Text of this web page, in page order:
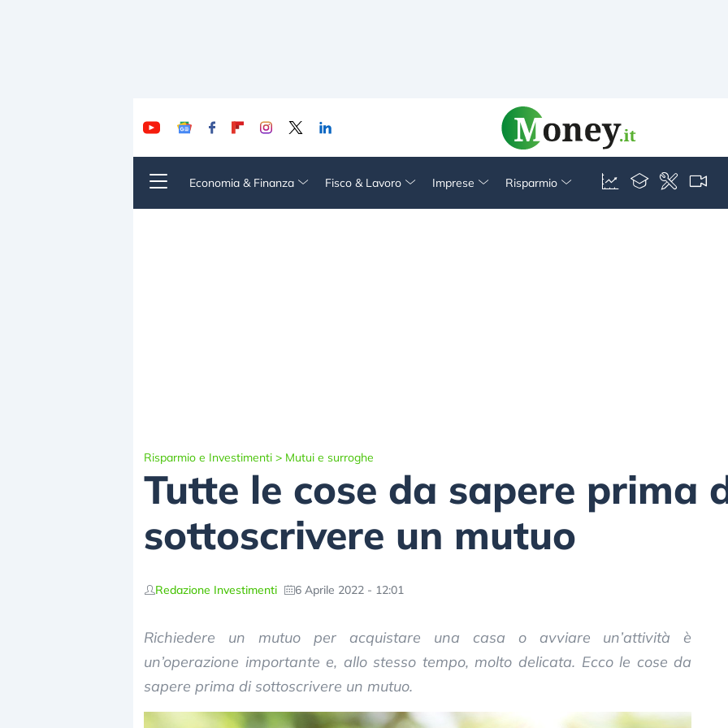
Economia & Finanza Fisco & Lavoro Imprese Risparmio
Risparmio e Investimenti > Mutui e surroghe
Tutte le cose da sapere prima
sottoscrivere un mutuo
Redazione Investimenti 6 Aprile 2022 - 12:01
Richiedere un mutuo per acquistare una casa o avviare un’attività è
un’operazione importante e, allo stesso tempo, molto delicata. Ecco le cose da
sapere prima di sottoscrivere un mutuo.